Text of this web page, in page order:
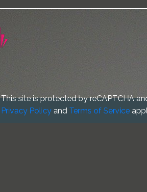
This site is protected by reCAPTCHA
Privacy Policyand Terms of Service